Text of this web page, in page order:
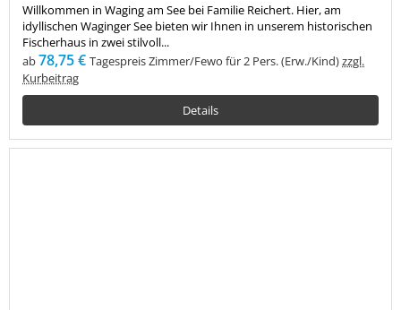
Willkommen in Waging am See bei Familie Reichert. Hier, am
idyllischen Waginger See bieten wir Ihnen in unserem historischen
Fischerhaus in zwei stilvoll...
ab78,75 € Tagespreis Zimmer/Fewo für 2 Pers. (Erw./Kind)zzgl.
Kurbeitrag
Details